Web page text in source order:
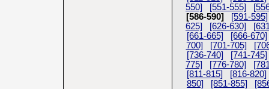
550]
[551-555]
[586-590]
[591-595]
625]
[626-630]
[661-665]
[666-670]
700]
[701-705]
[736-740]
[741-745]
775]
[776-780]
[811-815]
[816-820]
850]
[851-855]